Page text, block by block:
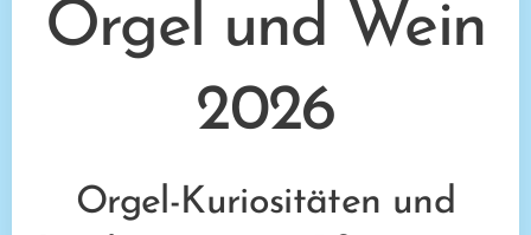
Orgel und Wein
2026
Orgel-Kuriositäten und